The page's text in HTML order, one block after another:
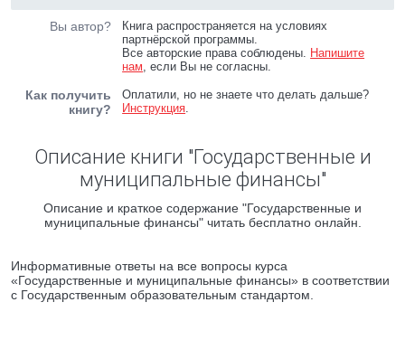
Вы автор?
Книга распространяется на условиях
партнёрской программы.
Все авторские права соблюдены. Напишите
нам, если Вы не согласны.
Как получить
книгу?
Оплатили, но не знаете что делать дальше?
Инструкция.
Описание книги "Государственные и
муниципальные финансы"
Описание и краткое содержание "Государственные и
муниципальные финансы" читать бесплатно онлайн.
Информативные ответы на все вопросы курса
«Государственные и муниципальные финансы» в соответствии
с Государственным образовательным стандартом.